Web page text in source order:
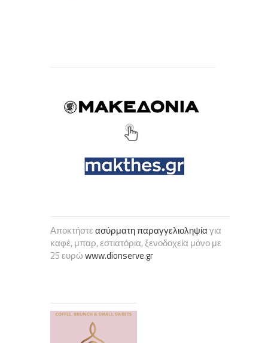
Αποκτήστεασύρματη παραγγελιοληψίαγια
καφέ, μπαρ, εστιατόρια, ξενοδοχεία μόνο με
25 ευρώwww.dionserve.gr